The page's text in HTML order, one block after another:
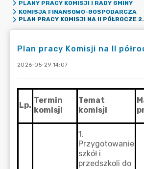
PLANY PRACY KOMISJI I RADY GMINY
KOMISJA FINANSOWO-GOSPODARCZA
PLAN
Plan pracy Komisji na II
2026-05-29 14:07